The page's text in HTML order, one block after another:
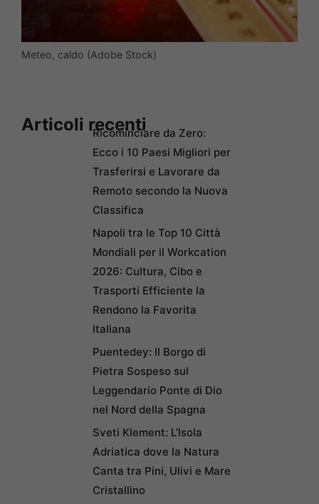
Meteo, caldo (Adobe Stock)
Articoli recentiRicominciare da Zero:
Ecco i 10 Paesi Migliori per
Trasferirsi e Lavorare da
Remoto secondo la Nuova
Classifica
Napoli tra le Top 10 Città
Mondiali per il Workcation
2026: Cultura, Cibo e
Trasporti Efficiente la
Rendono la Favorita
Italiana
Puentedey: Il Borgo di
Pietra Sospeso sul
Leggendario Ponte di Dio
nel Nord della Spagna
Sveti Klement: L’Isola
Adriatica dove la Natura
Canta tra Pini, Ulivi e Mare
Cristallino